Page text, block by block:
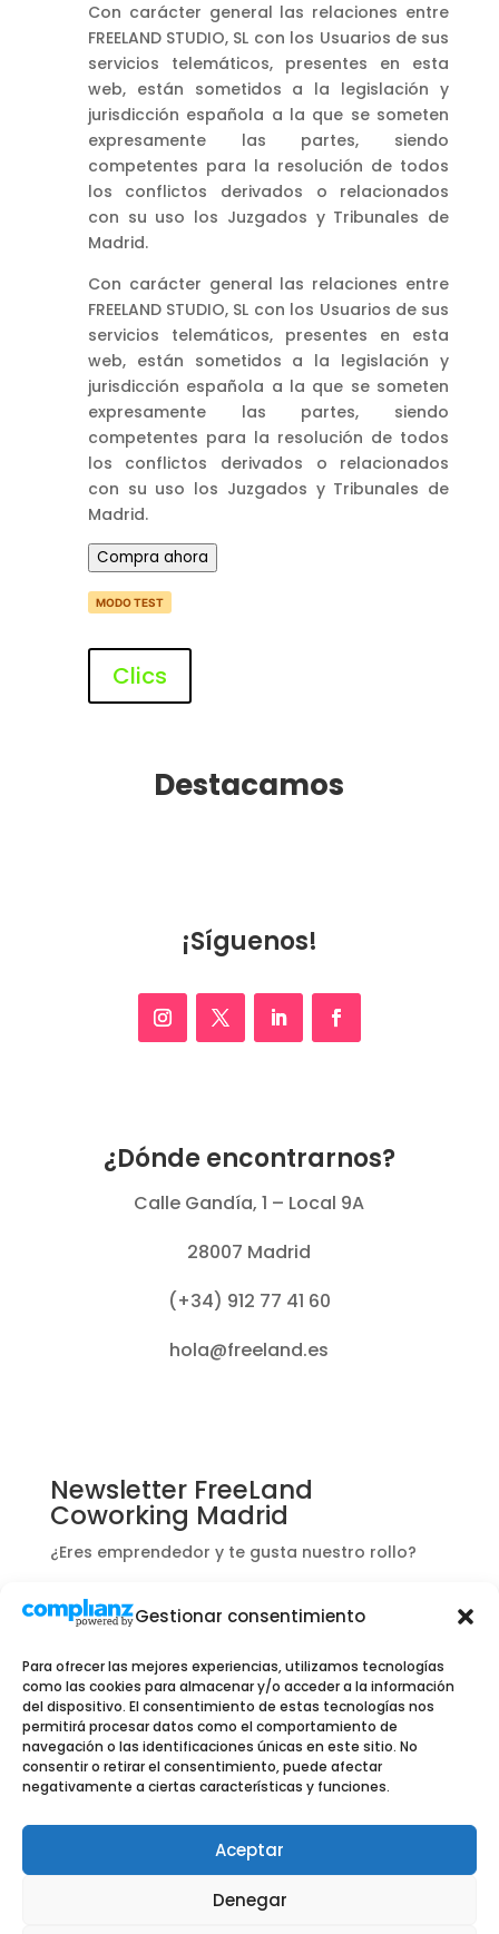
Gestionar consentimiento
Para ofrecer las mejores experiencias, utilizamos tecnologías
como las cookies para almacenar y/o acceder a la información
del dispositivo. El consentimiento de estas tecnologías nos
permitirá procesar datos como el comportamiento de
navegación o las identificaciones únicas en este sitio. No
consentir o retirar el consentimiento, puede afectar
negativamente a ciertas características y funciones.
Aceptar
Denegar
Con carácter general las relaciones entre
FREELAND STUDIO, SL con los Usuarios de sus
servicios telemáticos, presentes en esta
web, están sometidos a la legislación y
jurisdicción española a la que se someten
expresamente las partes, siendo
competentes para la resolución de todos
los conflictos derivados o relacionados
con su uso los Juzgados y Tribunales de
Madrid.
Con carácter general las relaciones entre
FREELAND STUDIO, SL con los Usuarios de sus
servicios telemáticos, presentes en esta
web, están sometidos a la legislación y
jurisdicción española a la que se someten
expresamente las partes, siendo
competentes para la resolución de todos
los conflictos derivados o relacionados
con su uso los Juzgados y Tribunales de
Madrid.
Compra ahora
MODO TEST
Clics
Destacamos
¡Síguenos!
¿Dónde encontrarnos?
Calle Gandía, 1 – Local 9A
28007 Madrid
(+34) 912 77 41 60
hola@freeland.es
Newsletter FreeLand
Coworking Madrid
¿Eres emprendedor y te gusta nuestro rollo?
Apúntate y te informaremos de ofertas y
novedades exclusivas para ti.